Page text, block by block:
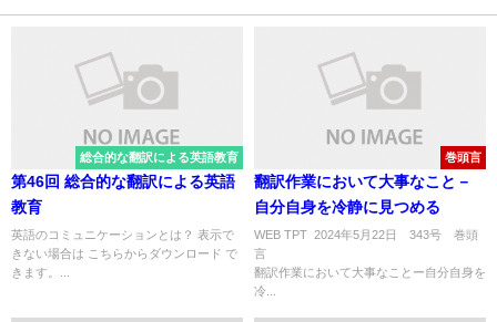
総合的な翻訳による英語教育
第46回 総合的な翻訳による英語
教育
英語のコミュニケーションとは？ 表示で
きない場合は こちらからダウンロード で
きます。...
巻頭言
翻訳作業において大事なこと－
自分自身を冷静に見つめる
WEB TPT 2024年5月22日 343号 巻頭
翻訳作業において大事なことー自分自身を
冷...